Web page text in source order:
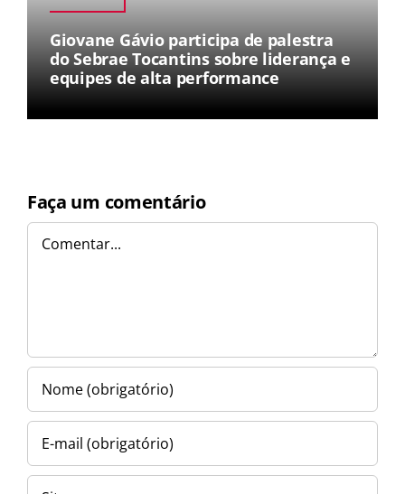
Giovane Gávio participa de palestra
do Sebrae Tocantins sobre liderança e
equipes de alta performance
Faça um comentário
Comentar